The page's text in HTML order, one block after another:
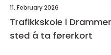
11. February 2026
Trafikkskole i
sted å ta førerkort